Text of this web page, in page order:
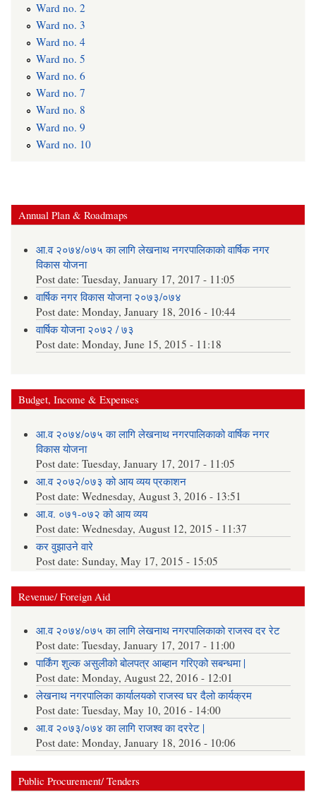
Ward no. 2
Ward no. 3
Ward no. 4
Ward no. 5
Ward no. 6
Ward no. 7
Ward no. 8
Ward no. 9
Ward no. 10
Annual Plan & Roadmaps
आ.व २०७४/०७५ का लागि लेखनाथ नगरपालिकाको वार्षिक नगर
विकास योजना
Post date:Tuesday, January 17, 2017 - 11:05
वार्षिक नगर विकास योजना २०७३/०७४
Post date:Monday, January 18, 2016 - 10:44
वार्षिक योजना २०७२ / ७३
Post date:Monday, June 15, 2015 - 11:18
Budget, Income & Expenses
आ.व २०७४/०७५ का लागि लेखनाथ नगरपालिकाको वार्षिक नगर
विकास योजना
Post date:Tuesday, January 17, 2017 - 11:05
आ.व २०७२/०७३ को आय व्यय प्रकाशन
Post date:Wednesday, August 3, 2016 - 13:51
आ.व. ०७१-०७२ को आय व्यय
Post date:Wednesday, August 12, 2015 - 11:37
कर वुझाउने वारे
Post date:Sunday, May 17, 2015 - 15:05
Revenue/ Foreign Aid
आ.व २०७४/०७५ का लागि लेखनाथ नगरपालिकाको राजस्व दर रेट
Post date:Tuesday, January 17, 2017 - 11:00
पार्किंग शुल्क असुलीको बोलपत्र आब्हान गरिएको सबन्धमा |
Post date:Monday, August 22, 2016 - 12:01
लेखनाथ नगरपालिका कार्यालयको राजस्व घर दैलो कार्यक्रम
Post date:Tuesday, May 10, 2016 - 14:00
आ.व २०७३/०७४ का लागि राजश्व का दररेट |
Post date:Monday, January 18, 2016 - 10:06
Public Procurement/ Tenders